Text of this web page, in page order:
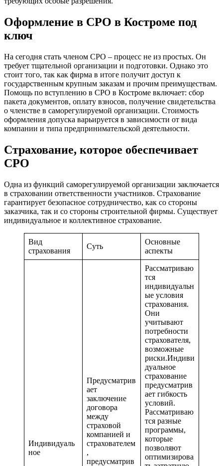
Оформление в СРО в Костроме под
ключ
На сегодня стать членом СРО – процесс не из простых. Он
требует тщательной организации и подготовки. Однако это
стоит того, так как фирма в итоге получит доступ к
государственным крупным заказам и прочим преимуществам.
Помощь по вступлению в СРО в Костроме включает: сбор
пакета документов, оплату взносов, получение свидетельства
о членстве в саморегулируемой организации. Стоимость
оформления допуска варьируется в зависимости от вида
компании и типа предпринимательской деятельности.
Страхование, которое обеспечивает
СРО
Одна из функций саморегулируемой организации заключается
в страховании ответственности участников. Страхование
гарантирует безопасное сотрудничество, как со стороны
заказчика, так и со стороны строительной фирмы. Существует
индивидуальное и коллективное страхование.
Вид
страхования
Суть
Основные
аспекты
Индивидуаль
ное
Предусматрив
ает
заключение
договора
между
страховой
компанией и
страхователем
,
предусматрив
Рассматриваю
тся
индивидуальн
ые условия
страхования.
Они
учитывают
потребности
страхователя,
возможные
риски.Индиви
дуальное
страхование
предусматрив
ает гибкость
условий.
Рассматриваю
тся разные
программы,
которые
позволяют
оптимизирова